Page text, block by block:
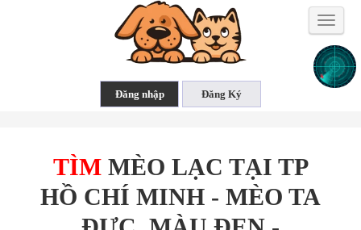
Toggle
TÌM MÈO LẠC TẠI TP
HỒ CHÍ MINH - MÈO TA